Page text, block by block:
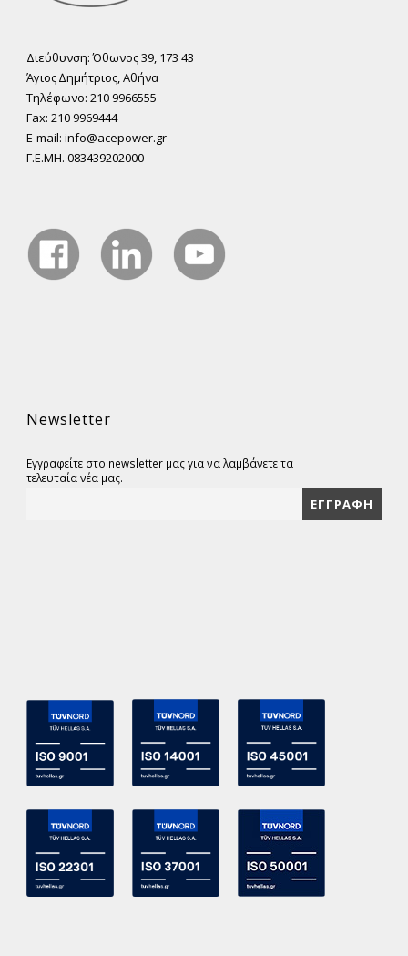
Διεύθυνση: Όθωνος 39, 173 43
Άγιος ∆ηµήτριος, Αθήνα
Τηλέφωνο: 210 9966555
Fax: 210 9969444
E-mail: info@acepower.gr
Γ.Ε.ΜΗ. 083439202000
Newsletter
Εγγραφείτε στο newsletter μας για να λαμβάνετε τα
τελευταία νέα μας. :